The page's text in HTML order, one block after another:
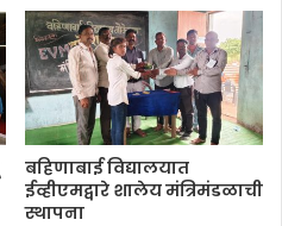
बहिणाबाई विद्यालयात
ईव्हीएमद्वारे शालेय मंत्रिमंडळाची
स्थापना